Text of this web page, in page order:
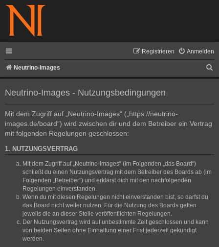
Anmelden
Registrieren
Neutrino-Images
u
Neutrino-Images - Nutzungsbedingungen
Mit dem Zugriff auf „Neutrino-Images“ („https://neutrino-
images.de/board“) wird zwischen dir und dem Betreiber ein Vertrag
mit folgenden Regelungen geschlossen:
1. NUTZUNGSVERTRAG
Mit dem Zugriff auf „Neutrino-Images“ (im Folgenden „das Board“)
schließt du einen Nutzungsvertrag mit dem Betreiber des Boards ab (im
Folgenden „Betreiber“) und erklärst dich mit den nachfolgenden
Regelungen einverstanden.
Wenn du mit diesen Regelungen nicht einverstanden bist, so darfst du
das Board nicht weiter nutzen. Für die Nutzung des Boards gelten
jeweils die an dieser Stelle veröffentlichten Regelungen.
Der Nutzungsvertrag wird auf unbestimmte Zeit geschlossen und kann
von beiden Seiten ohne Einhaltung einer Frist jederzeit gekündigt
werden.